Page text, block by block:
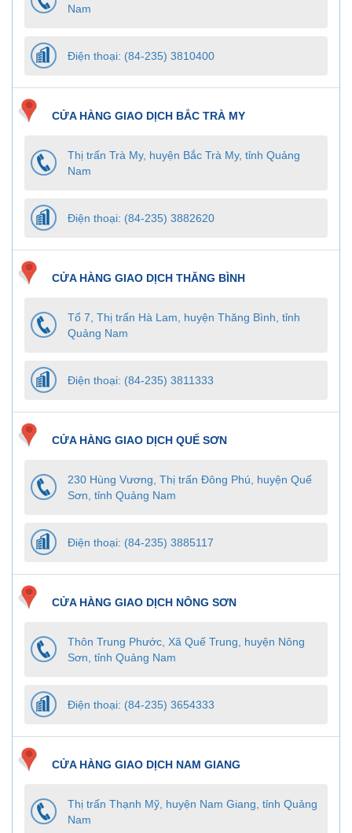
Nam
Điện thoại: (84-235) 3810400
CỬA HÀNG GIAO DỊCH BẮC TRÀ MY
Thị trấn Trà My, huyện Bắc Trà My, tỉnh Quảng
Nam
Điện thoại: (84-235) 3882620
CỬA HÀNG GIAO DỊCH THĂNG BÌNH
Tổ 7, Thị trấn Hà Lam, huyện Thăng Bình, tỉnh
Quảng Nam
Điện thoại: (84-235) 3811333
CỬA HÀNG GIAO DỊCH QUẾ SƠN
230 Hùng Vương, Thị trấn Đông Phú, huyện Quế
Sơn, tỉnh Quảng Nam
Điện thoại: (84-235) 3885117
CỬA HÀNG GIAO DỊCH NÔNG SƠN
Thôn Trung Phước, Xã Quế Trung, huyện Nông
Sơn, tỉnh Quảng Nam
Điện thoại: (84-235) 3654333
CỬA HÀNG GIAO DỊCH NAM GIANG
Thị trấn Thạnh Mỹ, huyện Nam Giang, tỉnh Quảng
Nam